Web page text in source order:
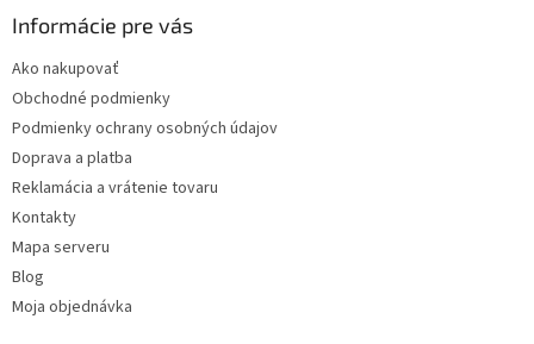
Informácie pre vás
Ako nakupovať
Obchodné podmienky
Podmienky ochrany osobných údajov
Doprava a platba
Reklamácia a vrátenie tovaru
Kontakty
Mapa serveru
Blog
Moja objednávka